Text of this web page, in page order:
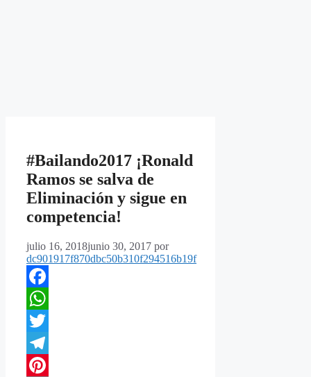
#Bailando2017 ¡Ronald
Ramos se salva de
Eliminación y sigue en
competencia!
julio 16, 2018junio 30, 2017 por
dc901917f870dbc50b310f294516b19f
Facebook
WhatsApp
Twitter
Telegram